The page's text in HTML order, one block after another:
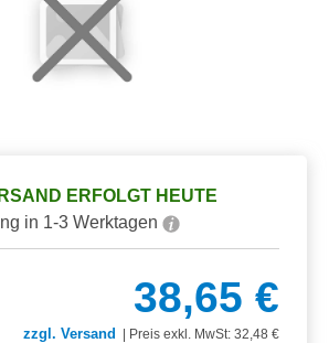
ERFOLGT HEUTE
in 1-3 Werktagen
38,65 €
zzgl. Versand
Preis exkl. MwSt: 32,48 €